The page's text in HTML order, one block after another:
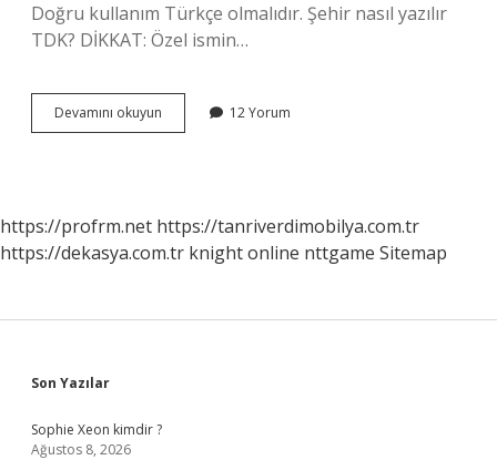
Doğru kullanım Türkçe olmalıdır. Şehir nasıl yazılır
TDK? DİKKAT: Özel ismin…
Devamını okuyun Nereden
Tdk
12 Yorum
https://profrm.net https://tanriverdimobilya.com.tr
https://dekasya.com.tr knight online nttgame Sitemap
Sidebar
Son Yazılar
Sophie Xeon kimdir ?
Ağustos 8, 2026